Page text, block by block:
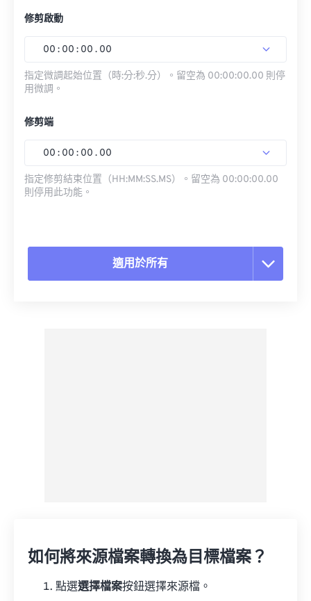
修剪啟動
00 : 00 : 00 . 00
指定微調起始位置（時:分:秒.分）。留空為 00:00:00.00 則停
用微調。
修剪端
00 : 00 : 00 . 00
指定修剪結束位置（HH:MM:SS.MS）。留空為 00:00:00.00
則停用此功能。
適用於所有
如何將來源檔案轉換為目標檔案？
點選選擇檔案按鈕選擇來源檔。